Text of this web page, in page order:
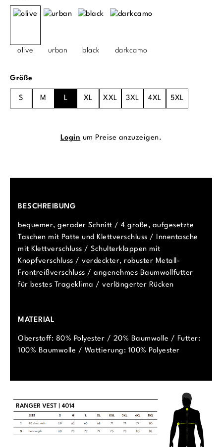
olive urban black darkcamo
Größeauswählen
S M L XL XXL 3XL 4XL 5XL
Login um Preise anzuzeigen.
BESCHREIBUNG
bequemer, gerader Schnitt / 4 große, aufgesetzte
Taschen mit Patte und Klettverschluss / Innentasche
mit Klettverschluss / Schulterklappen mit
Knopfverschluss / verdeckter, robuster Metall-
Frontreißverschluss / angenehmes Baumwollfutter
für bestes Trageklima / verlängerter Rücken
MATERIAL
Oberstoff: 80% Polyester / 20% Baumwolle / Futter:
100% Baumwolle / Wattierung: 100% Polyester